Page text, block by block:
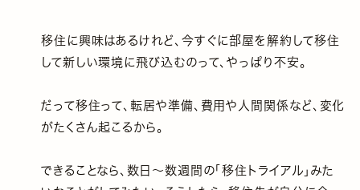
移住に興味はあるけれど、今すぐに部屋を解約して移住
して新しい環境に飛び込むのって、やっぱり不安。
だって移住って、転居や準備、費用や人間関係など、変化
がたくさん起こるから。
できることなら、数日〜数週間の「移住トライアル」みた